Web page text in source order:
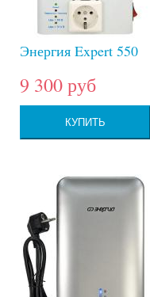
Энергия Expert 550
9 300 руб
КУПИТЬ